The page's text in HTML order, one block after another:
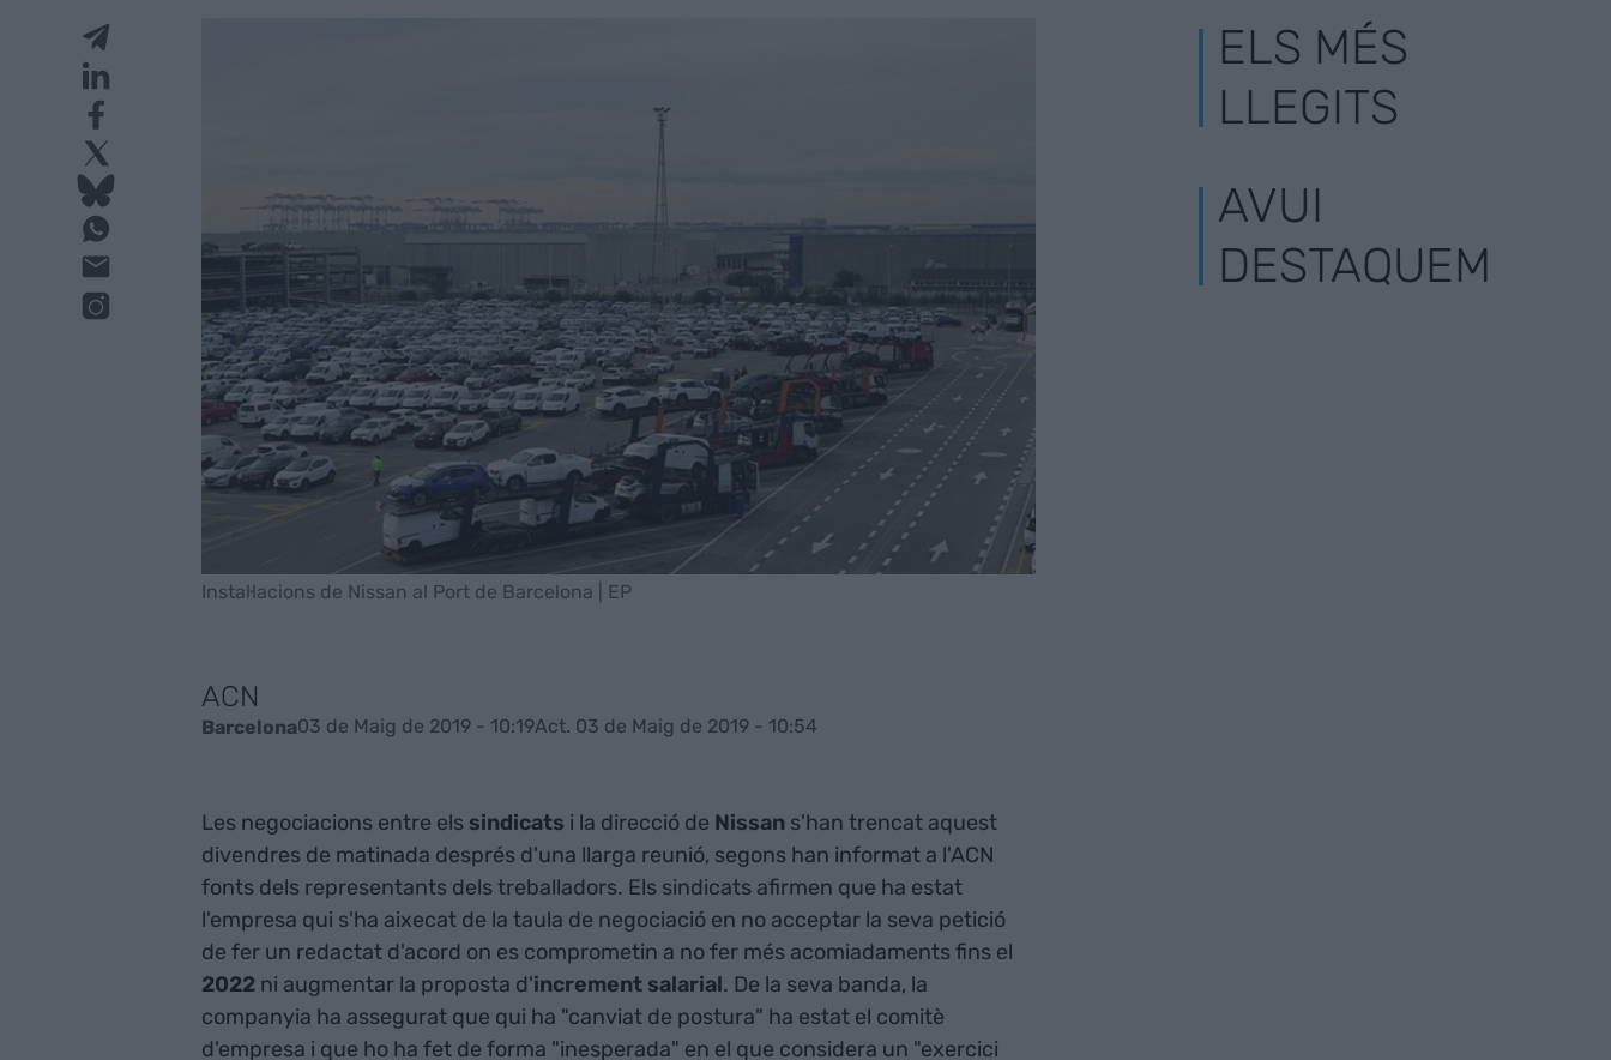
Instal·lacions de Nissan al Port de Barcelona | EP
ACN
Barcelona03 de Maig de 2019 - 10:19Act. 03 de Maig de 2019 - 10:54
Les negociacions entre els sindicats i la direcció de Nissan s'han trencat aquest
divendres de matinada després d'una llarga reunió, segons han informat a l'ACN
fonts dels representants dels treballadors. Els sindicats afirmen que ha estat
l'empresa qui s'ha aixecat de la taula de negociació en no acceptar la seva petició
de fer un redactat d'acord on es comprometin a no fer més acomiadaments fins el
2022ni augmentar la proposta d'increment salarial. De la seva banda, la
companyia ha assegurat que qui ha "canviat de postura" ha estat el comitè
d'empresa i que ho ha fet de forma "inesperada" en el que considera un "exercici
ELS MÉS
LLEGITS
AVUI
DESTAQUEM